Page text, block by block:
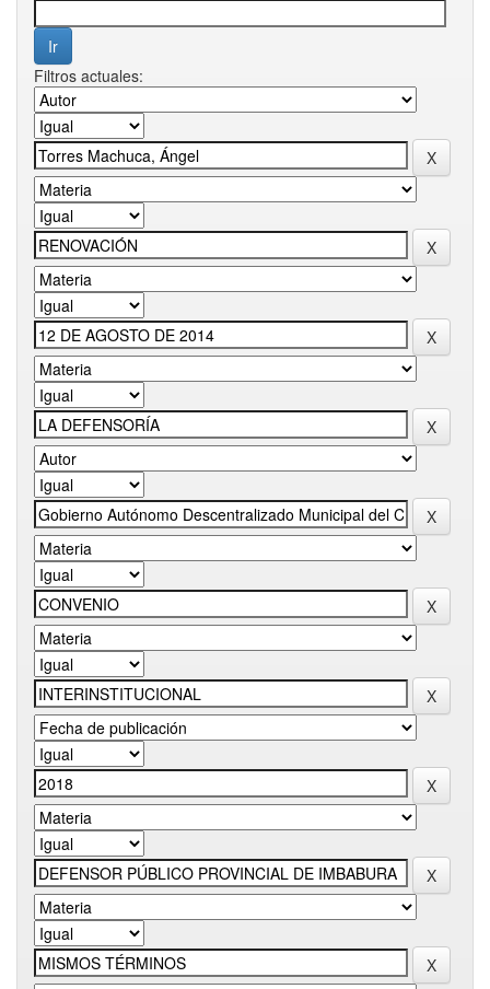
Filtros actuales: